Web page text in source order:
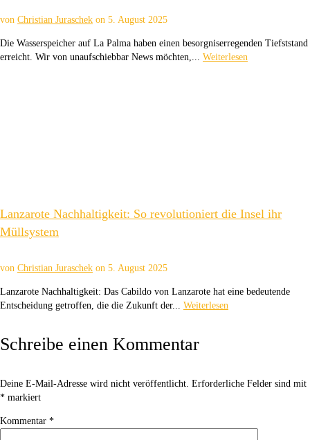
von Christian Juraschek on 5. August 2025
Die Wasserspeicher auf La Palma haben einen besorgniserregenden Tiefststand
erreicht. Wir von unaufschiebbar News möchten,... Weiterlesen
Lanzarote Nachhaltigkeit: So revolutioniert die Insel ihr
Müllsystem
von Christian Juraschek on 5. August 2025
Lanzarote Nachhaltigkeit: Das Cabildo von Lanzarote hat eine bedeutende
Entscheidung getroffen, die die Zukunft der... Weiterlesen
Schreibe einen Kommentar
Deine E-Mail-Adresse wird nicht veröffentlicht. Erforderliche Felder sind mit
* markiert
Kommentar *